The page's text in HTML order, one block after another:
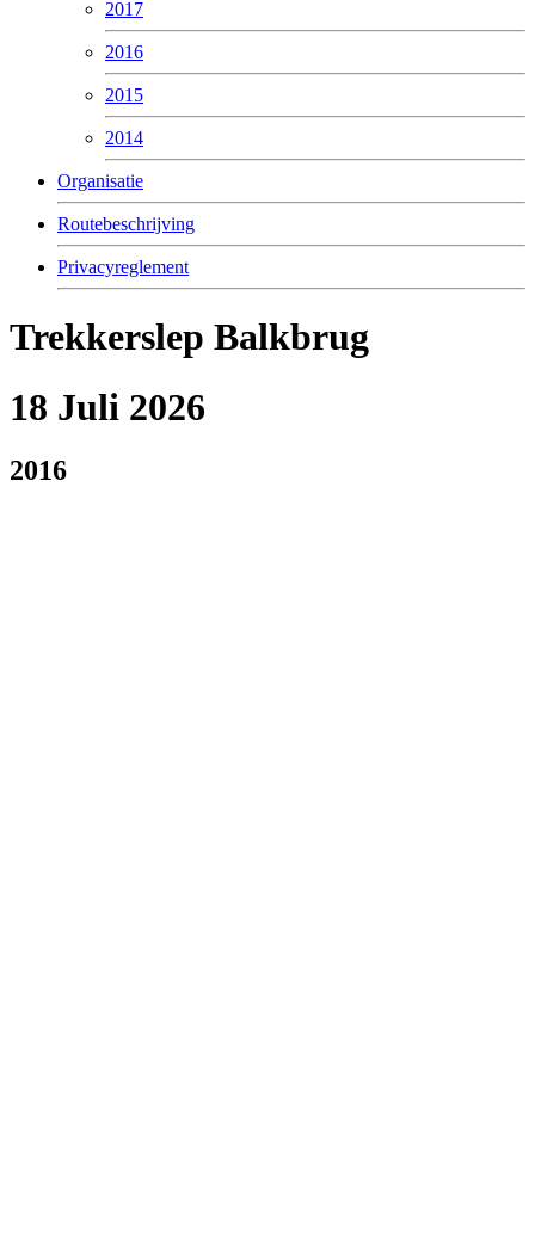
2017
2016
2015
2014
Organisatie
Routebeschrijving
Privacyreglement
Trekkerslep Balkbrug
18 Juli 2026
2016